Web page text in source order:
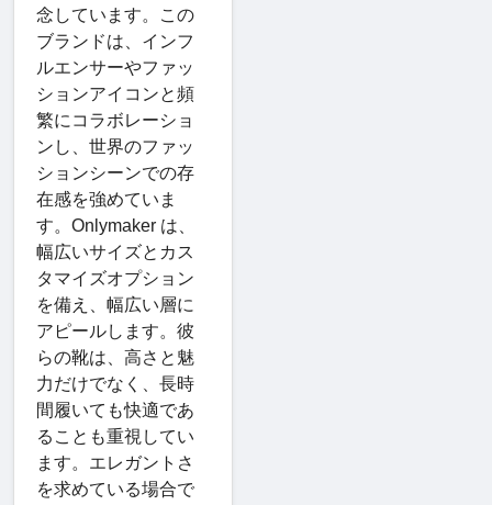
念しています。この
ブランドは、インフ
ルエンサーやファッ
ションアイコンと頻
繁にコラボレーショ
ンし、世界のファッ
ションシーンでの存
在感を強めていま
す。Onlymaker は、
幅広いサイズとカス
タマイズオプション
を備え、幅広い層に
アピールします。彼
らの靴は、高さと魅
力だけでなく、長時
間履いても快適であ
ることも重視してい
ます。エレガントさ
を求めている場合で